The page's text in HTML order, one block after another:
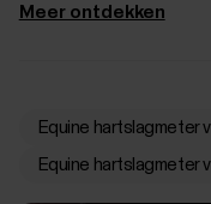
Meer ontdekken
Equine hartslagmeter
Equine hartslagmeter